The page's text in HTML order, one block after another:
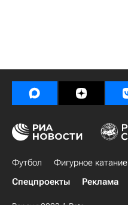
Футбол Фигурное катание
Спецпроекты
Реклама